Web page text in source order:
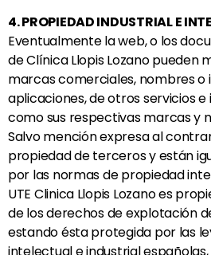
4. PROPIEDAD INDUSTRIAL E
Eventualmente la web, o los
de Clínica Llopis Lozano pueden
marcas comerciales, nombres o
aplicaciones, de otros servicios
como sus respectivas marcas y
Salvo mención expresa al
propiedad de terceros y están
por las normas de propiedad
UTE Clinica Llopis Lozano es
de los derechos de explotación
estando ésta protegida por las